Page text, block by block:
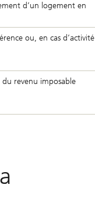
d’un logement en
ou, en cas d’activité
revenu imposable